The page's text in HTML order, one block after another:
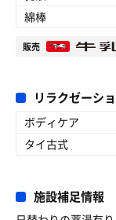
綿棒
販売
リラクゼーシ
ボディケア
タイ古式
施設補足情報